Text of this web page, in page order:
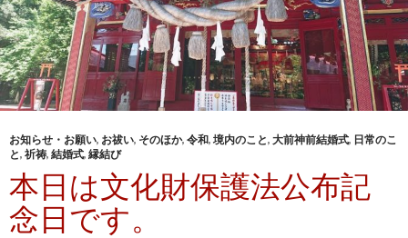
お知らせ・お願い, お祓い, そのほか, 令和, 境内のこと, 大前神前結婚式, 日常のこ
と, 祈祷, 結婚式, 縁結び
本日は文化財保護法公布記
念日です。